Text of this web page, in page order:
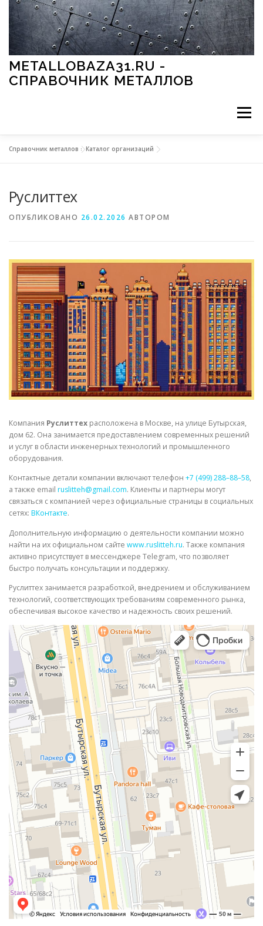
Перейти к содержимому
METALLOBAZA31.RU -
СПРАВОЧНИК МЕТАЛЛОВ
Меню
МЕТАЛЛЫ И ОКРУЖАЮЩАЯ СРЕДА
СВОЙСТВА МЕТАЛЛОВ СОРТА МЕТАЛЛОВ
СТАТЬИ
Справочник металлов »Каталог организаций
Руслиттех
ОПУБЛИКОВАНО 26.02.2026 АВТОРОМ
Компания Руслиттех расположена в Москве, на улице Бутырская,
дом 62. Она занимается предоставлением современных решений
и услуг в области инженерных технологий и промышленного
оборудования.
Контактные детали компании включают телефон +7 (499) 288–88–58,
а также email ruslitteh@gmail.com. Клиенты и партнеры могут
связаться с компанией через официальные страницы в социальных
сетях: ВКонтакте.
Дополнительную информацию о деятельности компании можно
найти на их официальном сайте www.ruslitteh.ru. Также компания
активно присутствует в мессенджере Telegram, что позволяет
быстро получать консультации и поддержку.
Руслиттех занимается разработкой, внедрением и обслуживанием
технологий, соответствующих требованиям современного рынка,
обеспечивая высокое качество и надежность своих решений.